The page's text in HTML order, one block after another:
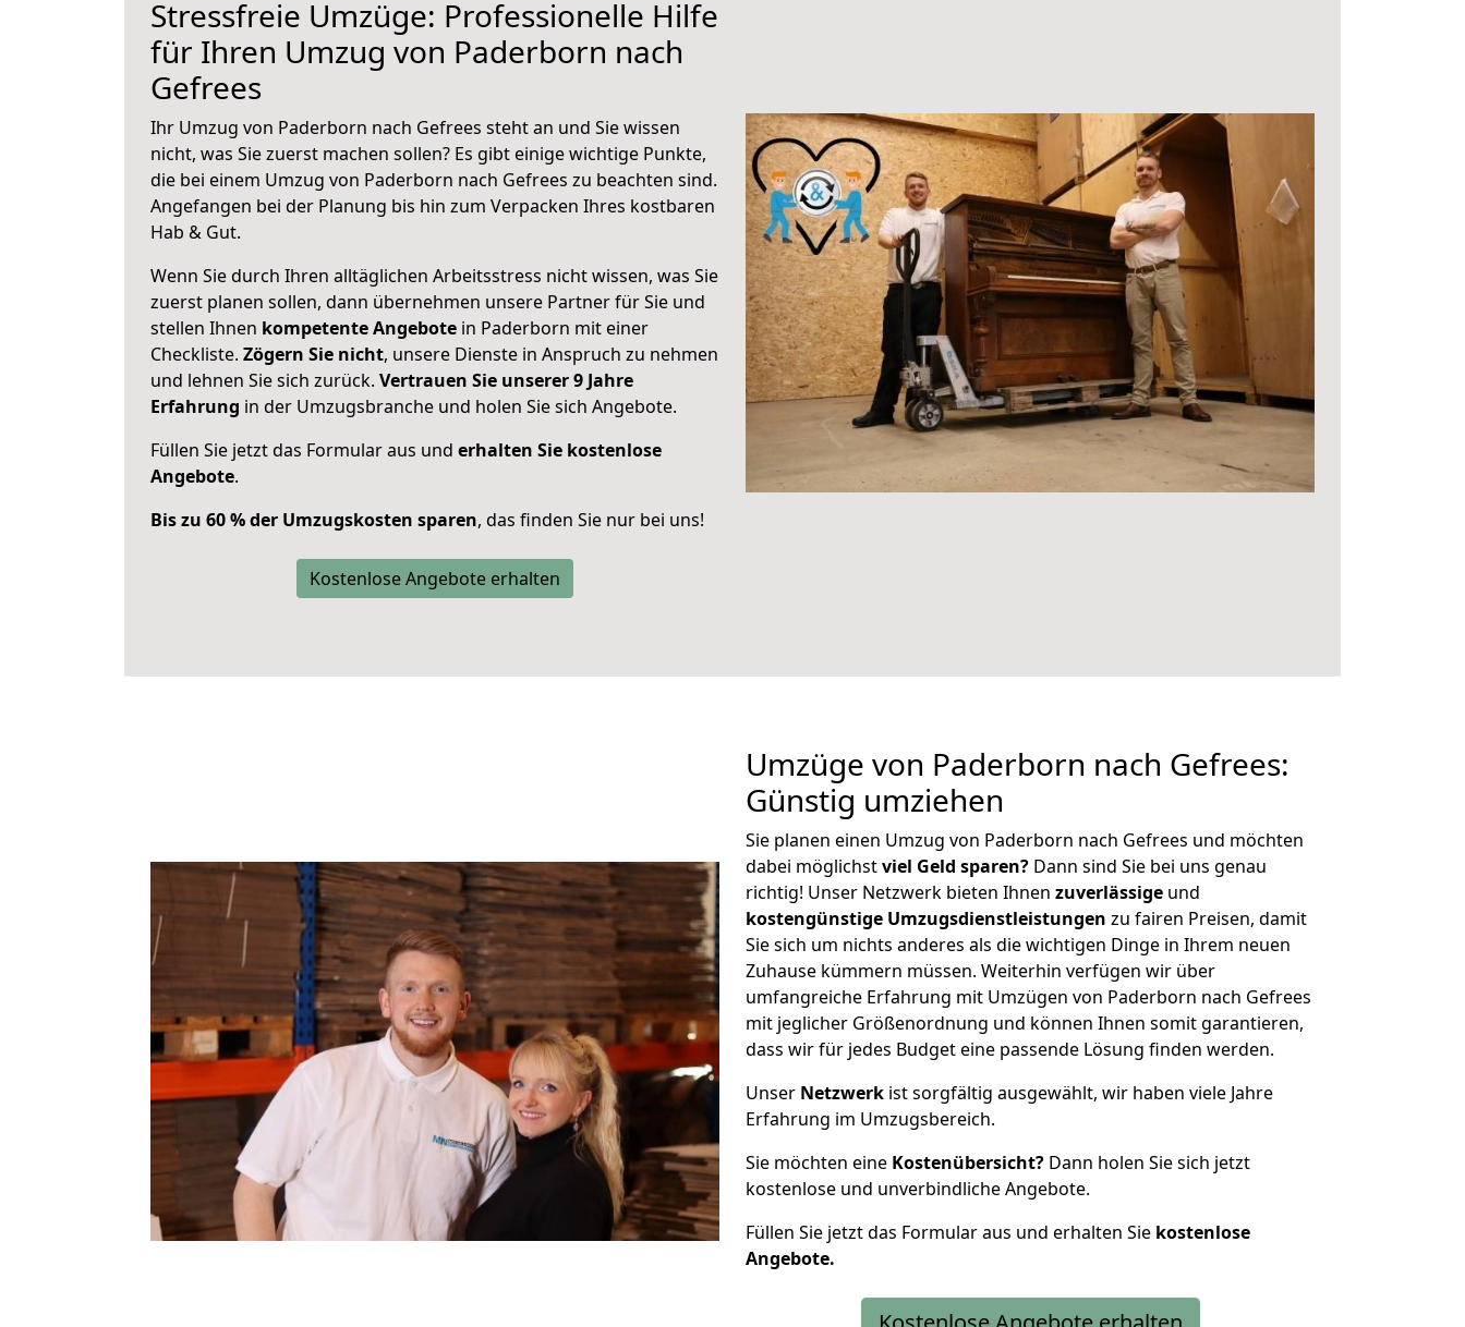
Stressfreie Umzüge: Professionelle Hilfe
für Ihren Umzug von Paderborn nach
Gefrees
Ihr Umzug von Paderborn nach Gefrees steht an und Sie wissen
nicht, was Sie zuerst machen sollen? Es gibt einige wichtige Punkte,
die bei einem Umzug von Paderborn nach Gefrees zu beachten sind.
Angefangen bei der Planung bis hin zum Verpacken Ihres kostbaren
Hab & Gut.
Wenn Sie durch Ihren alltäglichen Arbeitsstress nicht wissen, was Sie
zuerst planen sollen, dann übernehmen unsere Partner für Sie und
stellen Ihnen kompetente Angebote in Paderborn mit einer
Checkliste. Zögern Sie nicht, unsere Dienste in Anspruch zu nehmen
und lehnen Sie sich zurück. Vertrauen Sie unserer 9 Jahre
Erfahrung in der Umzugsbranche und holen Sie sich Angebote.
Füllen Sie jetzt das Formular aus und erhalten Sie kostenlose
Angebote.
Bis zu 60 % der Umzugskosten sparen, das finden Sie nur bei uns!
Kostenlose Angebote erhalten
Umzüge von Paderborn nach Gefrees:
Günstig umziehen
Sie planen einen Umzug von Paderborn nach Gefrees und möchten
dabei möglichstviel Geld sparen? Dann sind Sie bei uns genau
richtig! Unser Netzwerk bieten Ihnen zuverlässige und
kostengünstige Umzugsdienstleistungen zu fairen Preisen, damit
Sie sich um nichts anderes als die wichtigen Dinge in Ihrem neuen
Zuhause kümmern müssen. Weiterhin verfügen wir über
umfangreiche Erfahrung mit Umzügen von Paderborn nach Gefrees
mit jeglicher Größenordnung und können Ihnen somit garantieren,
dass wir für jedes Budget eine passende Lösung finden werden.
Unser Netzwerk ist sorgfältig ausgewählt, wir haben viele Jahre
Erfahrung im Umzugsbereich.
Sie möchten eine Kostenübersicht? Dann holen Sie sich jetzt
kostenlose und unverbindliche Angebote.
Füllen Sie jetzt das Formular aus und erhalten Sie kostenlose
Angebote.